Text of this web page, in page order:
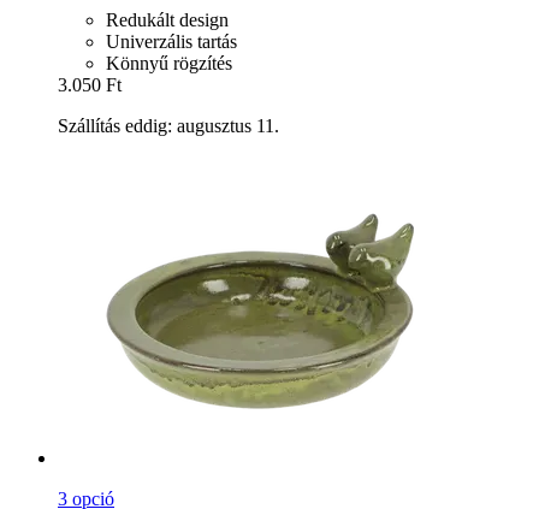
Redukált design
Univerzális tartás
Könnyű rögzítés
3.050 Ft
Szállítás eddig: augusztus 11.
3 opció